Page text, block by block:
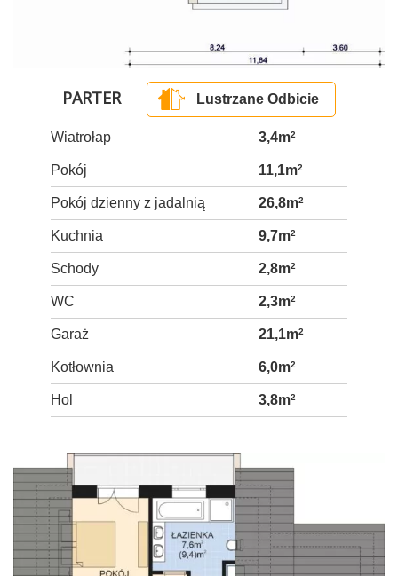
PARTER Lustrzane Odbicie
Wiatrołap 3,4m2
Pokój 11,1m2
Pokój dzienny z jadalnią 26,8m2
Kuchnia 9,7m2
Schody 2,8m2
WC 2,3m2
Garaż 21,1m2
Kotłownia 6,0m2
Hol 3,8m2